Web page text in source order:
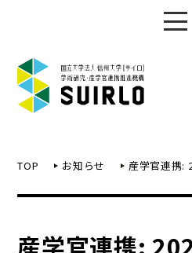
TOP お知らせ 産学官連携: